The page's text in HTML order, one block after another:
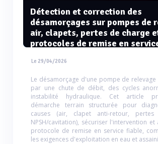
Détection et correction des
désamorçages sur pompes de
air, clapets, pertes de charge
protocoles de remise en
Le 29/04/2026
Le désamorçage d'une pompe de relevage
par une chute de débit, des cycles
instabilité hydraulique. Cet article
démarche terrain structurée pour
causes (air, clapet anti-retour,
NPSH/cavitation), sécuriser l'intervention
protocole de remise en service fiable,
les exigences d'exploitation en eau et